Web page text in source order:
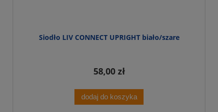
Siodło LIV CONNECT UPRIGHT biało/szare
58,00 zł
dodaj do koszyka